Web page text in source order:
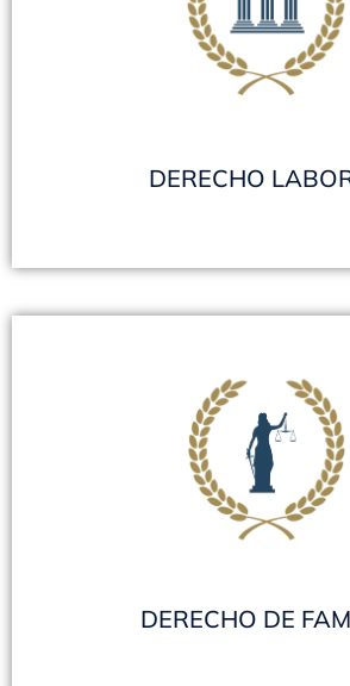
DERECHO
Telegramas/Carta Documento -
Trabajo - Diferencias Salariales -
Laborales - Acuerdos de
Ejecución de Acuerdos -
DERECHO DE
Mediaciones - Contratos - Daños
general - Accidentes de
vicenal y decenal - Sucesiones
Sucesiones Testamentarias -
VER TODOS